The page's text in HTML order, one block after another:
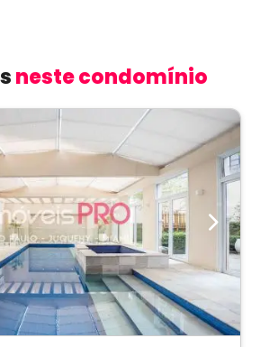
neste condomínio
Next